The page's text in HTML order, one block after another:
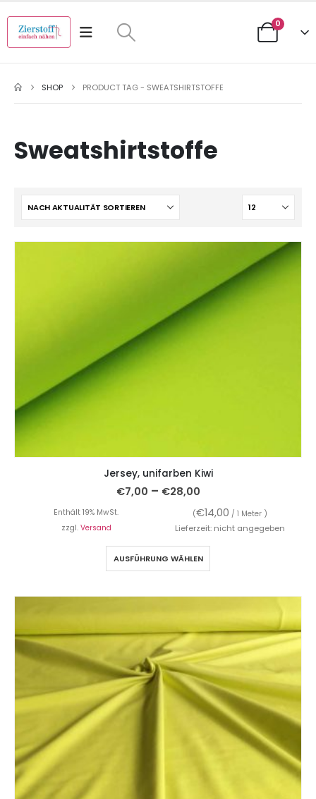
0
SHOP PRODUCT TAG - SWEATSHIRTSTOFFE
Sweatshirtstoffe
Jersey, unifarben Kiwi
€7,00 – €28,00
Enthält 19% MwSt. (€14,00 / 1 Meter )
zzgl. Versand Lieferzeit: nicht angegeben
AUSFÜHRUNG WÄHLEN